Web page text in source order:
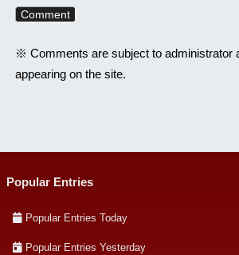
※ Comments are subject to administrator
appearing on the site.
Popular Entries
Popular Entries Today
Popular Entries Yesterday